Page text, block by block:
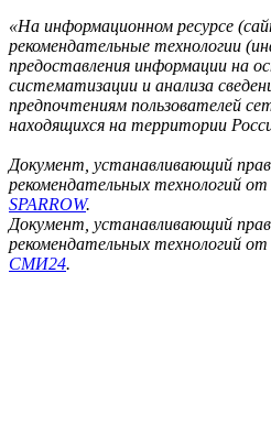
«На информационном ресурсе
рекомендательные технологии
предоставления информации на
систематизации и анализа
предпочтениям пользователей
находящихся на территории
Документ, устанавливающий
рекомендательных технологий
SPARROW.
Документ, устанавливающий
рекомендательных технологий
СМИ24.